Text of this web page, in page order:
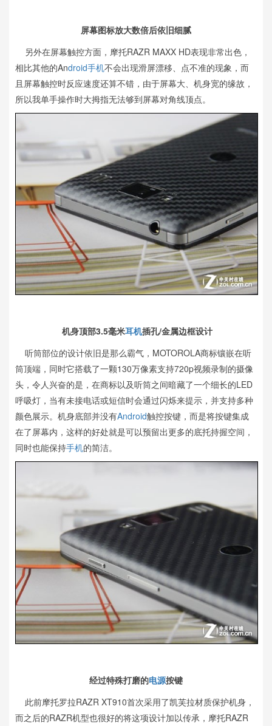
屏幕图标放大数倍后依旧细腻
另外在屏幕触控方面，摩托RAZR MAXX HD表现非常出色，
相比其他的Android手机不会出现滑屏漂移、点不准的现象，而
且屏幕触控时反应速度还算不错，由于屏幕大、机身宽的缘故，
所以我单手操作时大拇指无法够到屏幕对角线顶点。
机身顶部3.5毫米耳机插孔/金属边框设计
听筒部位的设计依旧是那么霸气，MOTOROLA商标镶嵌在听
筒顶端，同时它搭载了一颗130万像素支持720p视频录制的摄像
头，令人兴奋的是，在商标以及听筒之间暗藏了一个细长的LED
呼吸灯，当有未接电话或短信时会通过闪烁来提示，并支持多种
颜色展示。机身底部并没有Android触控按键，而是将按键集成
在了屏幕内，这样的好处就是可以预留出更多的底托持握空间，
同时也能保持手机的简洁。
经过特殊打磨的电源按键
此前摩托罗拉RAZR XT910首次采用了凯芙拉材质保护机身，
而之后的RAZR机型也很好的将这项设计加以传承，摩托RAZR